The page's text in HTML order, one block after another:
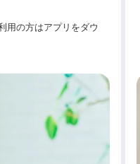
用の方はアプリをダウ